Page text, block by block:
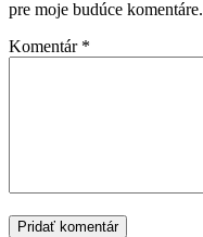
pre moje budúce komentáre.
Komentár *